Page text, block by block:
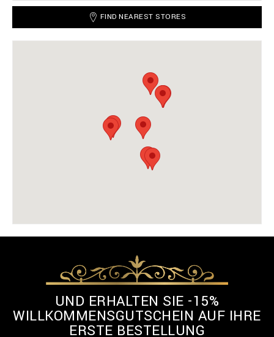
FIND NEAREST STORES
UND ERHALTEN SIE -15%
WILLKOMMENSGUTSCHEIN AUF IHRE
ERSTE BESTELLUNG